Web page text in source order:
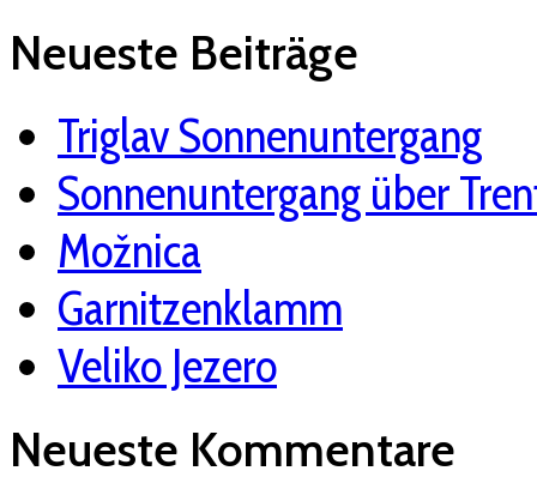
Neueste Beiträge
Triglav Sonnenuntergang
Sonnenuntergang über
Možnica
Garnitzenklamm
Veliko Jezero
Neueste Kommentare